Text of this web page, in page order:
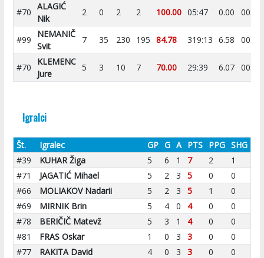
#70
ALAGIĆ
Nik
2 0 2 2 100.00 05:47 0.00 00:00
#99
NEMANIČ
Svit
7 35 230 195 84.78 319:13 6.58 00:00
#70
KLEMENC
Jure
5 3 10 7 70.00 29:39 6.07 00:00
Igralci
Št. Igralec GP G A PTS PPG SHG
#39
KUHAR Žiga 5 6 1 7 2
1
#71
JAGATIĆ Mihael 5 2 3 5 0
0
#66
MOLIAKOV Nadarii 5 2 3 5 1
0
#69
MIRNIK Brin 5 4 0 4 0
0
#78
BERIČIČ Matevž 5 3 1 4 0
0
#81
FRAS Oskar 1 0 3 3 0
0
#77
RAKITA David 4 0 3 3 0
0